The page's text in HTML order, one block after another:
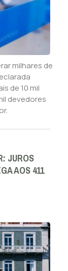
milhares de
de 10 mil
devedores
JUROS
AOS 411